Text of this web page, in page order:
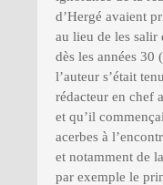
d’Hergé avaient
au lieu de les salir
dès les années 30
l’auteur s’était
rédacteur en chef
et qu’il
acerbes à
et notamment de
par exemple le